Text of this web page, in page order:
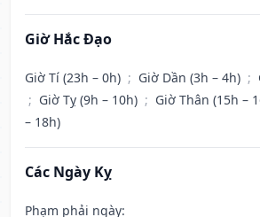
Giờ Hắc Đạo
Giờ Tí (23h – 0h) ; Giờ Dần (3h – 4h) ;
; Giờ Tỵ (9h – 10h) ; Giờ Thân (15h –
– 18h)
Các Ngày Kỵ
Phạm phải ngày: